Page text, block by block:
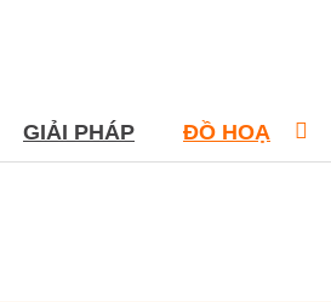
GIẢI PHÁP ĐỒ HOẠ